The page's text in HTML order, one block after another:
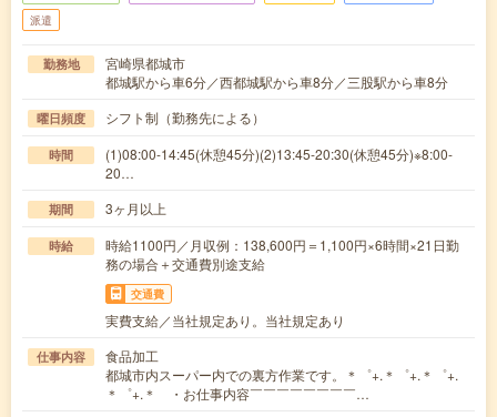
派遣
勤務地
宮崎県都城市
都城駅から車6分／西都城駅から車8分／三股駅から車8分
曜日頻度 シフト制（勤務先による）
時間
(1)08:00-14:45(休憩45分)(2)13:45-20:30(休憩45分)※8:00-
20…
期間 3ヶ月以上
時給
時給1100円／月収例：138,600円＝1,100円×6時間×21日勤
務の場合＋交通費別途支給
交通費
実費支給／当社規定あり。当社規定あり
仕事内容
食品加工
都城市内スーパー内での裏方作業です。＊゜+.＊゜+.＊゜+.
＊゜+.＊ ・お仕事内容￣￣￣￣￣￣￣￣…